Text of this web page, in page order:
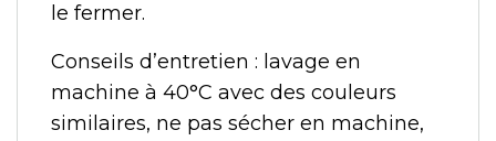
le fermer.
Conseils d’entretien : lavage en
machine à 40°C avec des couleurs
similaires, ne pas sécher en machine,